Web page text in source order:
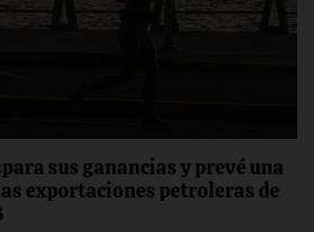
sus ganancias y prevé una
exportaciones petroleras de